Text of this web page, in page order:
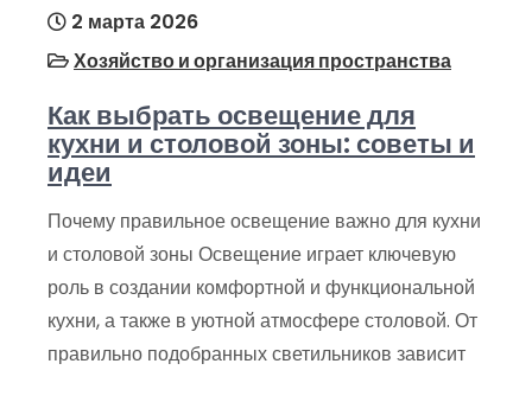
2 марта 2026
Хозяйство и организация пространства
Как выбрать освещение для
кухни и столовой зоны: советы и
идеи
Почему правильное освещение важно для кухни
и столовой зоны Освещение играет ключевую
роль в создании комфортной и функциональной
кухни, а также в уютной атмосфере столовой. От
правильно подобранных светильников зависит